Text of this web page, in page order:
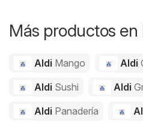
Más productos en
Aldi Mango Aldi
Aldi Sushi Aldi
Aldi Panadería